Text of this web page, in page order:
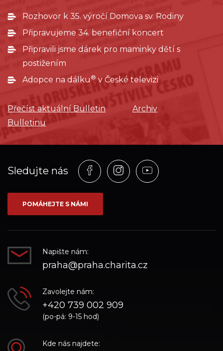
Rozhovor k 35. výročí Domova sv. Rodiny
Připravujeme 34. benefiční koncert
Připravili jsme dárek pro maminky dětí s
postižením
Adopce na dálku ®v České televizi
Přečíst aktuální Bulletin
Archiv
Bulletinu
Sledujte nás
Profil
na
síti_Facebook
Profil
na
Profil
na
POMÁHEJTE S NÁMI
Napište nám:
praha@praha.charita.cz
Zavolejte nám:
+420 739 002 909
(po-pá: 9-15 hod)
Kde nás najdete: